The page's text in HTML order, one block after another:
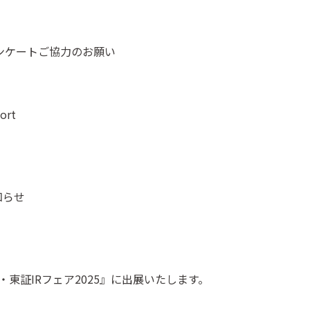
ートご協力のお願い
せ
証IRフェア2025』に出展いたします。